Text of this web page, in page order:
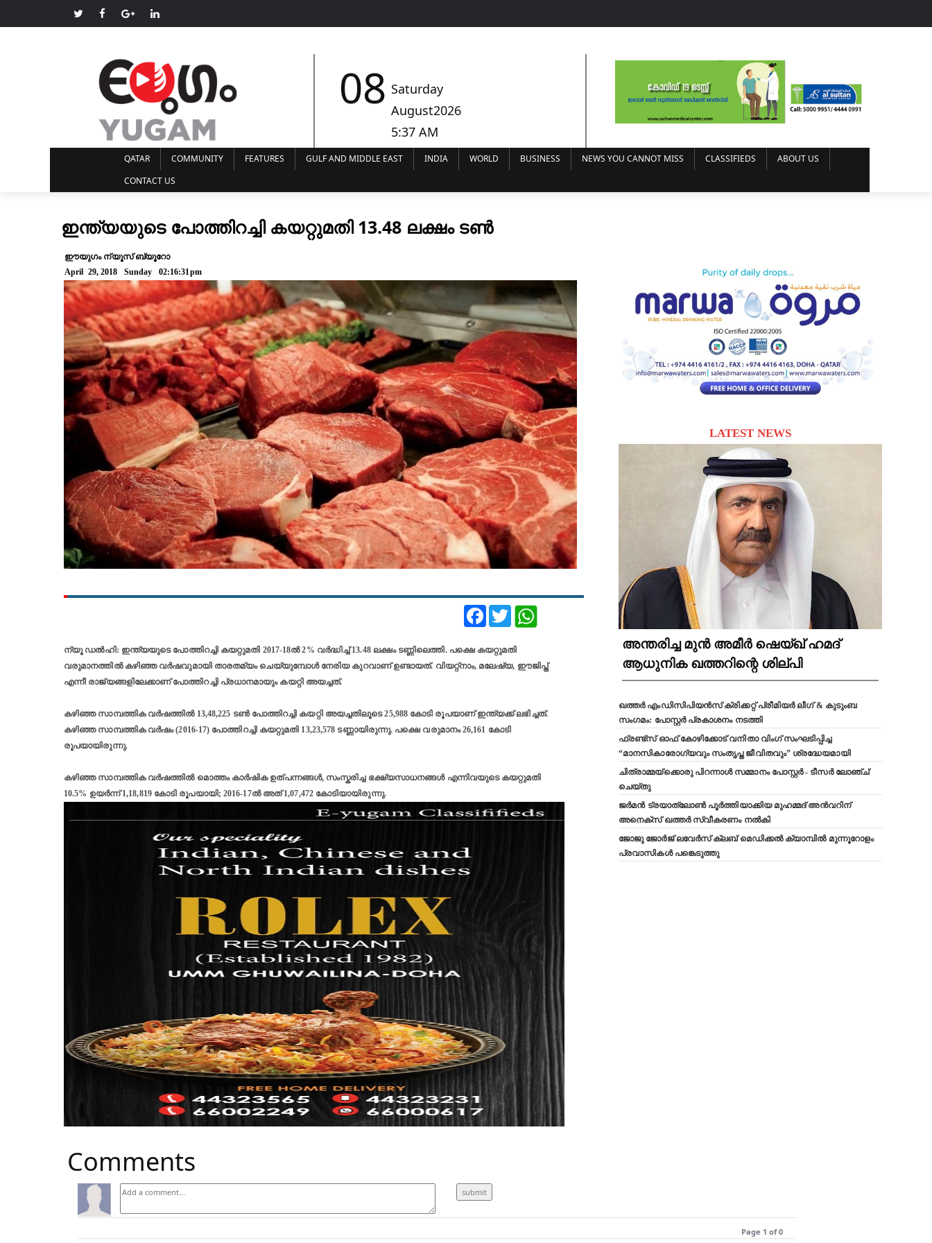
08 Saturday
August2026
5:37 AM
QATAR COMMUNITY FEATURES GULF AND MIDDLE EAST INDIA WORLD BUSINESS NEWS YOU CANNOT MISS CLASSIFIEDS
ABOUT US
CONTACT US
ഇന്ത്യയുടെ പോത്തിറച്ചി കയറ്റുമതി 13.48 ലക്ഷം ടണ്‍
ഈയുഗം ന്യൂസ് ബ്യൂറോ
April 29, 2018 Sunday 02:16:31pm
FacebookTwitter
ന്യൂ ഡല്‍ഹി: ഇന്ത്യയുടെ പോത്തിറച്ചി കയറ്റുമതി 2017-18ൽ 2% വര്‍ദ്ധിച്ച് 13.48 ലക്ഷം ടണ്ണിലെത്തി. പക്ഷെ കയറ്റുമതി
വരുമാനത്തിൽ കഴിഞ്ഞ വര്‍ഷവുമായി താരതമ്യം ചെയ്യുമ്പോൾ നേരിയ കുറവാണ് ഉണ്ടായത്. വിയറ്റ്നാം, മലേഷ്യ, ഈജിപ്ത്
എന്നീ രാജ്യങ്ങളിലേക്കാണ് പോത്തിറച്ചി പ്രധാനമായും കയറ്റി അയച്ചത്.
കഴിഞ്ഞ സാമ്പത്തിക വര്‍ഷത്തിൽ 13,48,225 ടൺ പോത്തിറച്ചി കയറ്റി അയച്ചതിലൂടെ 25,988 കോടി രൂപയാണ് ഇന്ത്യക്ക് ലഭിച്ചത്.
കഴിഞ്ഞ സാമ്പത്തിക വര്‍ഷം (2016-17) പോത്തിറച്ചി കയറ്റുമതി 13,23,578 ടണ്ണായിരുന്നു. പക്ഷെ വരുമാനം 26,161 കോടി
രൂപയായിരുന്നു.
കഴിഞ്ഞ സാമ്പത്തിക വർഷത്തിൽ മൊത്തം കാർഷിക ഉത്പന്നങ്ങൾ, സംസ്കരിച്ച ഭക്ഷ്യസാധനങ്ങൾ എന്നിവയുടെ കയറ്റുമതി
10.5% ഉയർന്ന് 1,18,819 കോടി രൂപയായി; 2016-17ൽ അത് 1,07,472 കോടിയായിരുന്നു.
LATEST NEWS
അന്തരിച്ച മുൻ അമീർ ഷെയ്ഖ് ഹമദ്
ആധുനിക ഖത്തറിന്റെ ശില്പി
ഖത്തർ എംഡിസിപിയൻസ് ക്രിക്കറ്റ് പ്രീമിയർ ലീഗ് & കുടുംബ
സംഗമം: പോസ്റ്റർ പ്രകാശനം നടത്തി
ഫ്രണ്ട്സ് ഓഫ് കോഴിക്കോട് വനിതാ വിംഗ് സംഘടിപ്പിച്ച
“മാനസികാരോഗ്യവും സംതൃപ്ത ജീവിതവും” ശ്രദ്ധേയമായി
ചിത്രാമ്മയ്ക്കൊരു പിറന്നാൾ സമ്മാനം പോസ്റ്റർ - ടീസർ ലോഞ്ച്
ചെയ്തു
ജർമൻ ട്രയാത്‌ലോൺ പൂർത്തിയാക്കിയ മുഹമ്മദ് അൻവറിന്
അനെക്സ് ഖത്തർ സ്വീകരണം നൽകി
ജോജു ജോർജ് ലവേർസ് ക്ലബ്‌ മെഡിക്കൽ ക്യാമ്പിൽ മുന്നൂറോളം
പ്രവാസികൾ പങ്കെടുത്തു
Comments
Page 1 of 0